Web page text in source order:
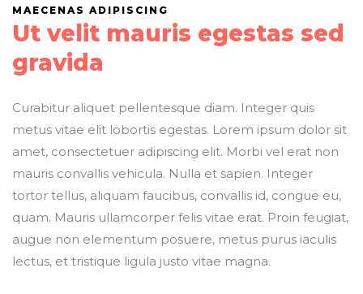
MAECENAS ADIPISCING
Ut velit mauris egestas sed
gravida
Curabitur aliquet pellentesque diam. Integer quis
metus vitae elit lobortis egestas. Lorem ipsum dolor sit
amet, consectetuer adipiscing elit. Morbi vel erat non
mauris convallis vehicula. Nulla et sapien. Integer
tortor tellus, aliquam faucibus, convallis id, congue eu,
quam. Mauris ullamcorper felis vitae erat. Proin feugiat,
augue non elementum posuere, metus purus iaculis
lectus, et tristique ligula justo vitae magna.